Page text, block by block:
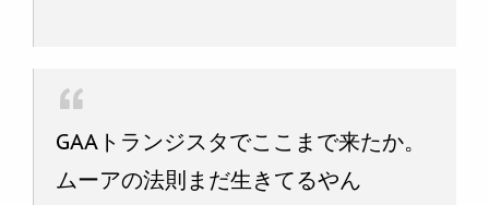
GAAトランジスタでここまで来たか。
ムーアの法則まだ生きてるやん